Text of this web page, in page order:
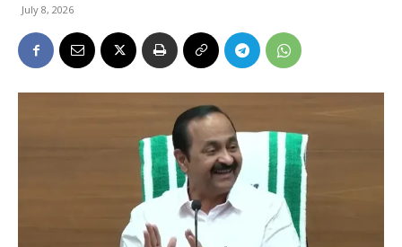
July 8, 2026